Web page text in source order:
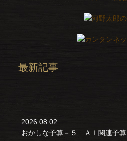
最新記事
2026.08.02
おかしな予算－５ ＡＩ関連予算